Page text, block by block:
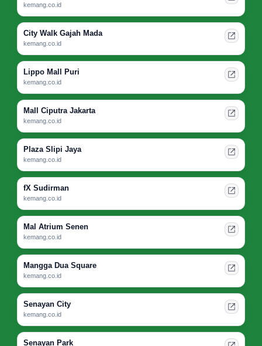
kemang.co.id
City Walk Gajah Mada
kemang.co.id
Lippo Mall Puri
kemang.co.id
Mall Ciputra Jakarta
kemang.co.id
Plaza Slipi Jaya
kemang.co.id
fX Sudirman
kemang.co.id
Mal Atrium Senen
kemang.co.id
Mangga Dua Square
kemang.co.id
Senayan City
kemang.co.id
Senayan Park